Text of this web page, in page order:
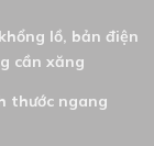
lồ, bản điện
cần xăng
thước ngang